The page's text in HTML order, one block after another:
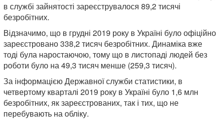
в службі зайнятості зареєструвалося 89,2 тисячі
безробітних.
Відзначимо, що в грудні 2019 року в Україні було офіційно
зареєстровано 338,2 тисяч безробітних. Динаміка вже
тоді була наростаючою, тому що в листопаді людей без
роботи було на 49,3 тисяч менше (259,3 тисяч).
За інформацією Державної служби статистики, в
четвертому кварталі 2019 року в Україні було 1,6 млн
безробітних, як зареєстрованих, так і тих, що не
перебувають на обліку.